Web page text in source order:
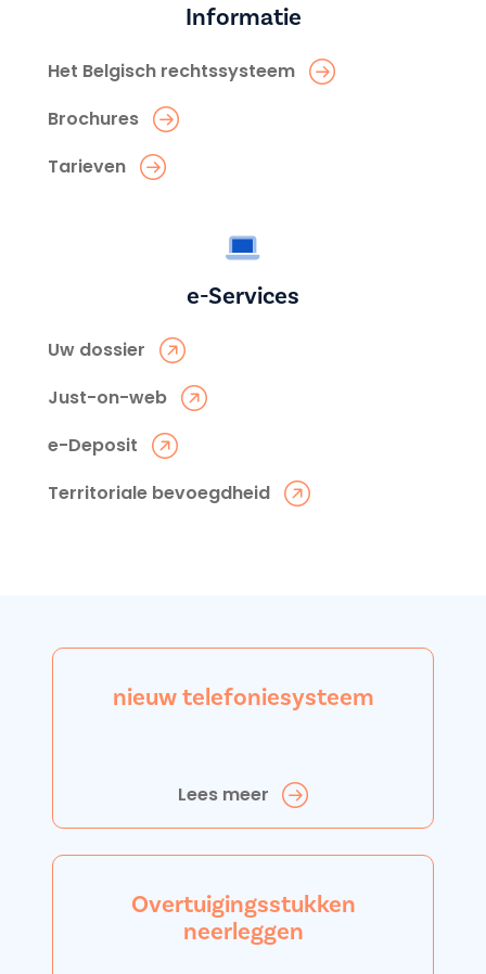
Informatie
Het Belgisch rechtssysteem
Brochures
Tarieven
e-Services
Uw dossier
Just-on-web
e-Deposit
Territoriale bevoegdheid
nieuw telefoniesysteem
Lees meer
Overtuigingsstukken
neerleggen